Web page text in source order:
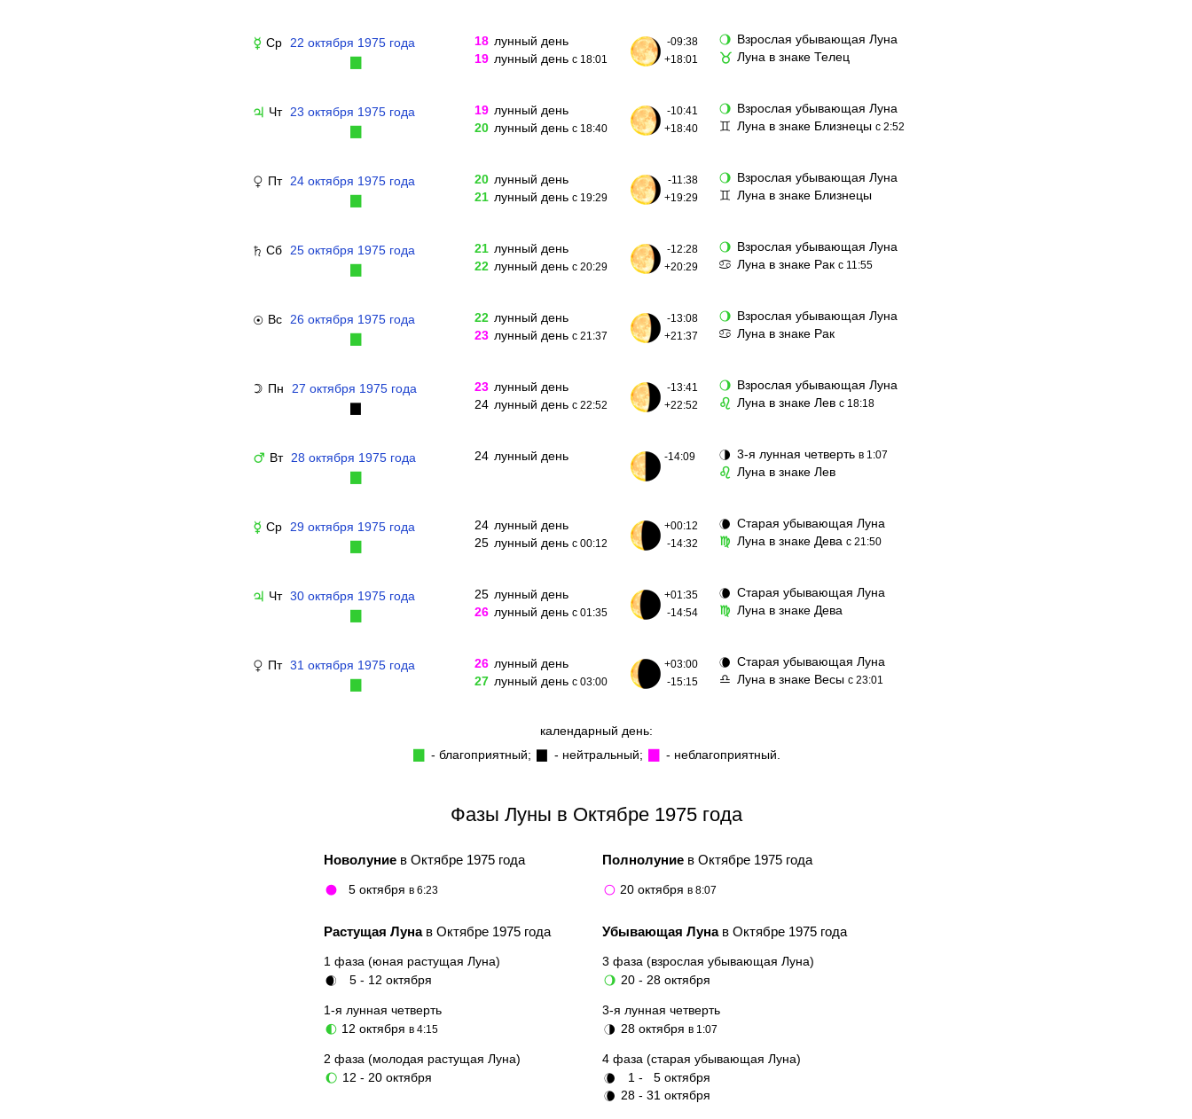
☿ Ср 22 октября 1975 года 18 лунный день
19 лунный день с 18:01
-09:38
+18:01
🌖 Взрослая убывающая Луна
♉ Луна в знаке Телец
♃ Чт 23 октября 1975 года 19 лунный день
20 лунный день с 18:40
-10:41
+18:40
🌖 Взрослая убывающая Луна
♊ Луна в знаке Близнецы с 2:52
♀ Пт 24 октября 1975 года 20 лунный день
21 лунный день с 19:29
-11:38
+19:29
🌖 Взрослая убывающая Луна
♊ Луна в знаке Близнецы
♄ Сб 25 октября 1975 года 21 лунный день
22 лунный день с 20:29
-12:28
+20:29
🌖 Взрослая убывающая Луна
♋ Луна в знаке Рак с 11:55
☉ Вс 26 октября 1975 года 22 лунный день
23 лунный день с 21:37
-13:08
+21:37
🌖 Взрослая убывающая Луна
♋ Луна в знаке Рак
☽ Пн 27 октября 1975 года 23 лунный день
24 лунный день с 22:52
-13:41
+22:52
🌖 Взрослая убывающая Луна
♌ Луна в знаке Лев с 18:18
♂ Вт 28 октября 1975 года 24 лунный день -14:09 🌗 3-я лунная четверть в 1:07
♌ Луна в знаке Лев
☿ Ср 29 октября 1975 года 24 лунный день
25 лунный день с 00:12
+00:12
-14:32
🌘 Старая убывающая Луна
♍ Луна в знаке Дева с 21:50
♃ Чт 30 октября 1975 года 25 лунный день
26 лунный день с 01:35
+01:35
-14:54
🌘 Старая убывающая Луна
♍ Луна в знаке Дева
♀ Пт 31 октября 1975 года 26 лунный день
27 лунный день с 03:00
+03:00
-15:15
🌘 Старая убывающая Луна
♎ Луна в знаке Весы с 23:01
календарный день:
- благоприятный; - нейтральный; - неблагоприятный.
Фазы Луны в Октябре 1975 года
Новолуние в Октябре 1975 года
🌑 5 октябряв 6:23
Полнолуние в Октябре 1975 года
🌕 20 октября в 8:07
Растущая Луна в Октябре 1975 года
1 фаза (юная растущая Луна)
🌒 5 - 12 октября
1-я лунная четверть
🌓 12 октябряв 4:15
2 фаза (молодая растущая Луна)
🌔 12 - 20 октября
Убывающая Луна в Октябре 1975 года
3 фаза (взрослая убывающая Луна)
🌖 20 - 28 октября
3-я лунная четверть
🌗 28 октября в 1:07
4 фаза (старая убывающая Луна)
🌘 1 - 5 октября
🌘 28 - 31 октября